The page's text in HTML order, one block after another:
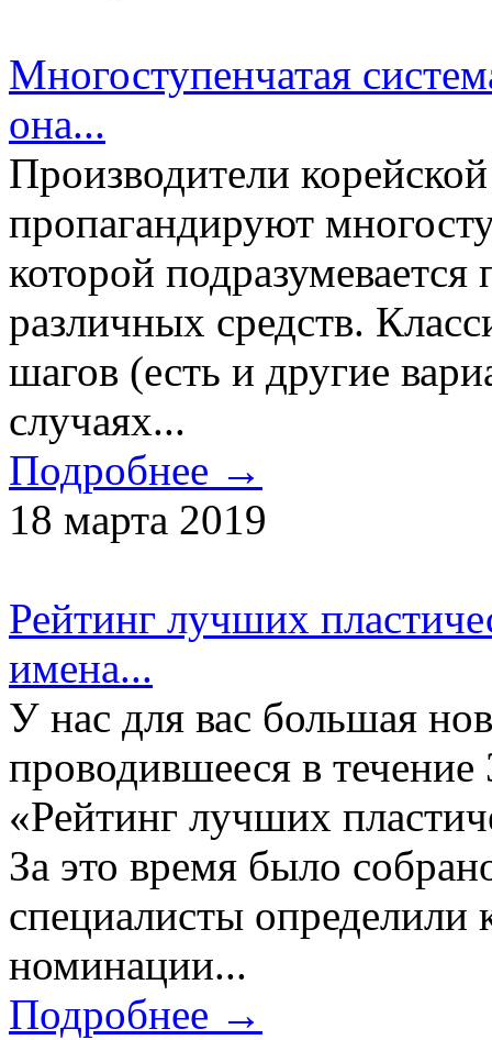
Многоступенчатая
она...
Производители
пропагандируют
которой
различных средств.
шагов (есть и другие
случаях...
Подробнее →
18 марта 2019
Рейтинг лучших
имена...
У нас для вас большая
проводившееся в
«Рейтинг лучших
За это время было
специалисты определили
номинации...
Подробнее →